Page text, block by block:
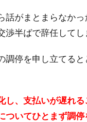
話がまとまらなかっ
渉半ばで辞任してし
停を申し立てると
し、支払いが遅れる
ついてひとまず調停